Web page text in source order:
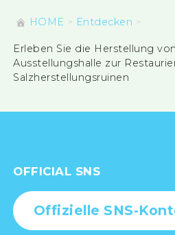
HOME Entdecken
Erleben Sie die Herstellung
Ausstellungshalle zur
Salzherstellungsruinen
OFFICIAL SNS
Offizielle SNS-